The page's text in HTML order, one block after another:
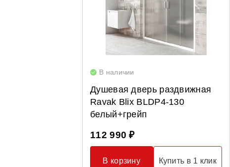
В наличии
Душевая дверь раздвижная
Ravak Blix BLDP4-130
белый+грейп
112 990 ₽
В корзину Купить в 1 клик